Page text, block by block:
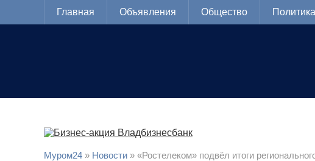
Главная Объявления Общество Политика
Муром24 » Новости » «Ростелеком» подвёл итоги